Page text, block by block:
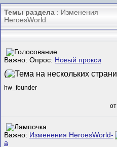
Темы раздела : Изменения
HeroesWorld
Важно: Опрос: Новый прокси
(
hw_founder
от
Важно: Изменения HeroesWorld-
а